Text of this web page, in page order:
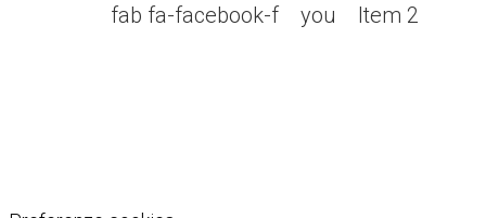
fab fa-facebook-f you Item 2